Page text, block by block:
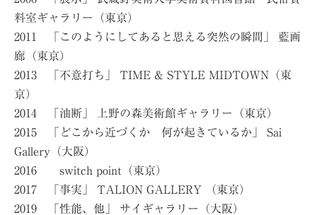
料室ギャラリー（東京）
2011 「このようにしてあると思える突然の瞬間」 藍画
廊（東京）
2013 「不意打ち」 TIME & STYLE MIDTOWN（東
京）
2014 「油断」 上野の森美術館ギャラリー（東京）
2015 「どこから近づくか 何が起きているか」 Sai
Gallery（大阪）
2016 switch point（東京）
2017 「事実」 TALION GALLERY （東京）
2019 「性能、他」 サイギャラリー（大阪）